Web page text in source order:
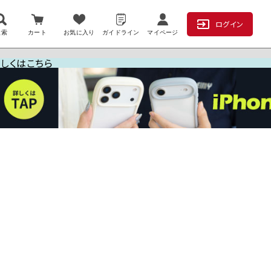
カート お気に入り ガイドライン マイページ
ログイン
くはこちら